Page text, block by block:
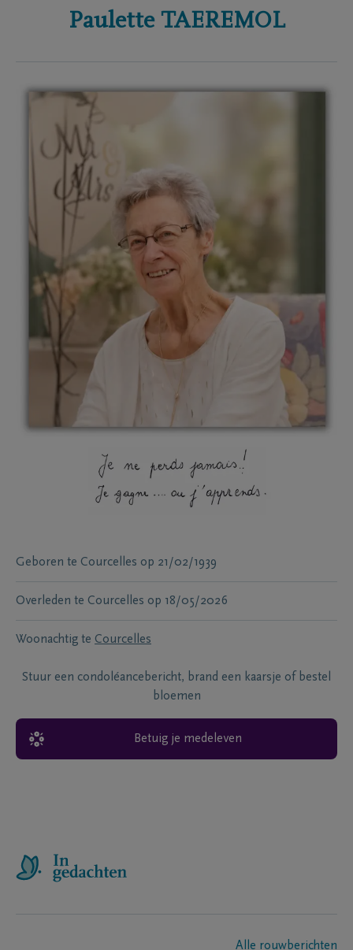
Paulette TAEREMOL
Geboren te Courcelles op 21/02/1939
Overleden te Courcelles op 18/05/2026
Woonachtig te Courcelles
Stuur een condoléancebericht, brand een kaarsje of bestel
bloemen
Betuig je medeleven
Alle rouwberichten